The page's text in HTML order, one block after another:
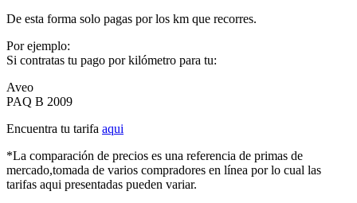
De esta forma solo pagas por los km que recorres.
Por ejemplo:
Si contratas tu pago por kilómetro para tu:
Aveo
PAQ B 2009
Encuentra tu tarifa aqui
*La comparación de precios es una referencia de primas de
mercado,tomada de varios compradores en línea por lo cual las
tarifas aqui presentadas pueden variar.